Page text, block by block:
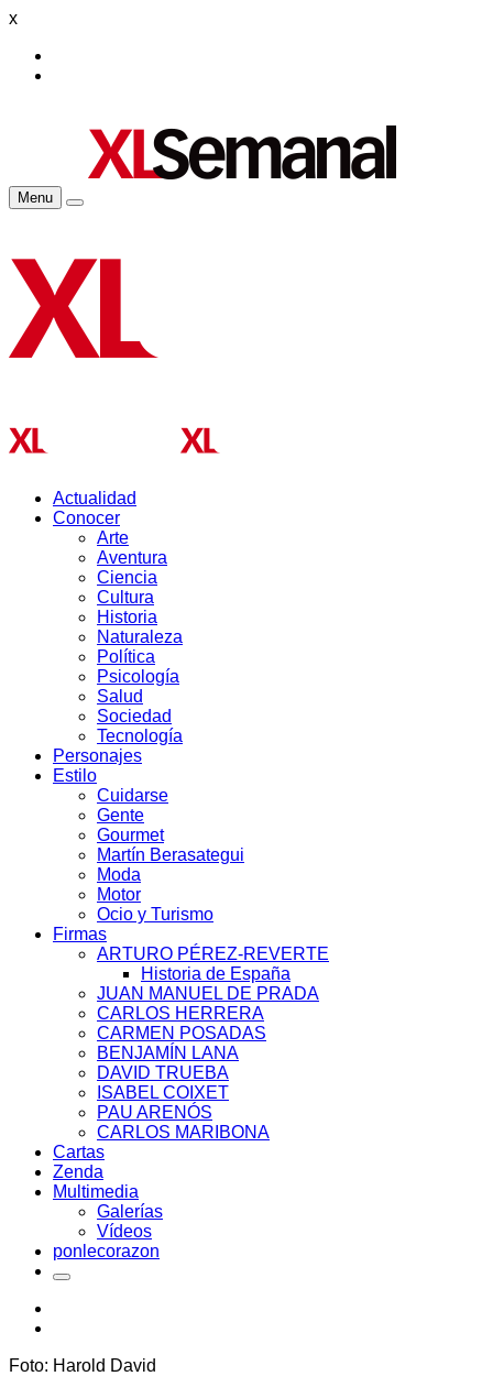
x
Menu
Actualidad
Conocer
Arte
Aventura
Ciencia
Cultura
Historia
Naturaleza
Política
Psicología
Salud
Sociedad
Tecnología
Personajes
Estilo
Cuidarse
Gente
Gourmet
Martín Berasategui
Moda
Motor
Ocio y Turismo
Firmas
ARTURO PÉREZ-REVERTE
Historia de España
JUAN MANUEL DE PRADA
CARLOS HERRERA
CARMEN POSADAS
BENJAMÍN LANA
DAVID TRUEBA
ISABEL COIXET
PAU ARENÓS
CARLOS MARIBONA
Cartas
Zenda
Multimedia
Galerías
Vídeos
ponlecorazon
Foto: Harold David